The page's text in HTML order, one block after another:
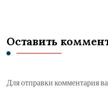
Оставить
Для отправки комментария